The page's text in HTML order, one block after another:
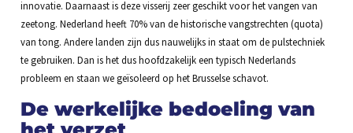
innovatie. Daarnaast is deze visserij zeer geschikt voor het vangen van
zeetong. Nederland heeft 70% van de historische vangstrechten (quota)
van tong. Andere landen zijn dus nauwelijks in staat om de pulstechniek
te gebruiken. Dan is het dus hoofdzakelijk een typisch Nederlands
probleem en staan we geïsoleerd op het Brusselse schavot.
De werkelijke bedoeling van